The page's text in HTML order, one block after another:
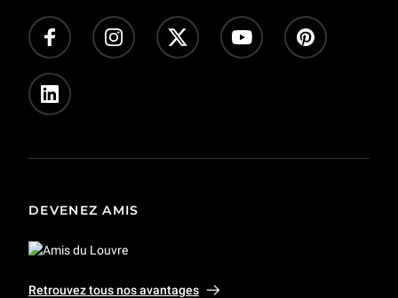
DEVENEZ AMIS
Retrouvez tous nos avantages